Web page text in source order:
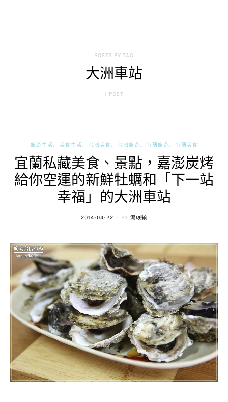
POSTS BY TAG
大洲車站
1 POST
旅遊生活 美食生活 台灣美食 台灣旅遊 宜蘭旅遊 宜蘭美食
宜蘭私藏美食、景點，嘉澎炭烤
給你空運的新鮮牡蠣和「下一站
幸福」的大洲車站
POSTED
2014-04-22 BY 流氓顆